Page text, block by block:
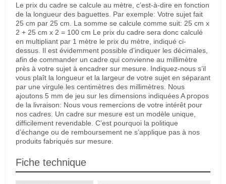
Le prix du cadre se calcule au mètre, c’est-à-dire en fonction
de la longueur des baguettes. Par exemple: Votre sujet fait
25 cm par 25 cm. La somme se calcule comme suit: 25 cm x
2 + 25 cm x 2 = 100 cm Le prix du cadre sera donc calculé
en multipliant par 1 mètre le prix du mètre, indiqué ci-
dessus. Il est évidemment possible d’indiquer les décimales,
afin de commander un cadre qui convienne au millimètre
près à votre sujet à encadrer sur mesure. Indiquez-nous s’il
vous plaît la longueur et la largeur de votre sujet en séparant
par une virgule les centimètres des millimètres. Nous
ajoutons 5 mm de jeu sur les dimensions indiquées A propos
de la livraison: Nous vous remercions de votre intérêt pour
nos cadres. Un cadre sur mesure est un modèle unique,
difficilement revendable. C’est pourquoi la politique
d’échange ou de remboursement ne s’applique pas à nos
produits fabriqués sur mesure.
Fiche technique